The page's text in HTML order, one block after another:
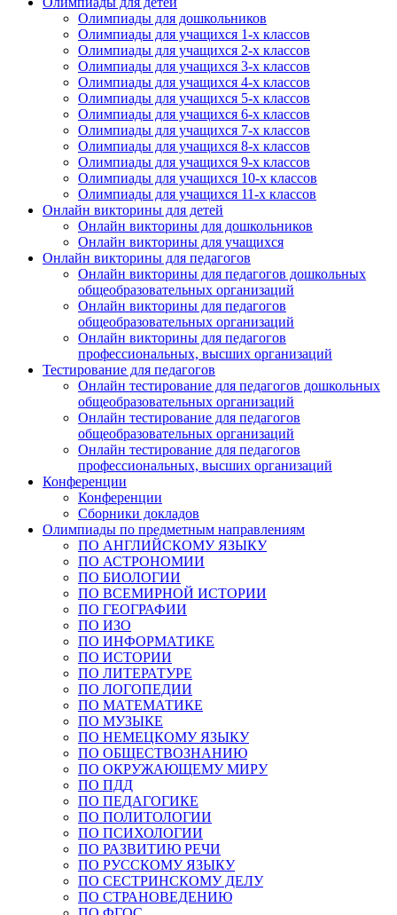
Олимпиады для дошкольников
Олимпиады для учащихся 1-х классов
Олимпиады для учащихся 2-х классов
Олимпиады для учащихся 3-х классов
Олимпиады для учащихся 4-х классов
Олимпиады для учащихся 5-х классов
Олимпиады для учащихся 6-х классов
Олимпиады для учащихся 7-х классов
Олимпиады для учащихся 8-х классов
Олимпиады для учащихся 9-х классов
Олимпиады для учащихся 10-х классов
Олимпиады для учащихся 11-х классов
Онлайн викторины для детей
Онлайн викторины для дошкольников
Онлайн викторины для учащихся
Онлайн викторины для педагогов
Онлайн викторины для педагогов дошкольных
общеобразовательных организаций
Онлайн викторины для педагогов
общеобразовательных организаций
Онлайн викторины для педагогов
профессиональных, высших организаций
Тестирование для педагогов
Онлайн тестирование для педагогов дошкольных
общеобразовательных организаций
Онлайн тестирование для педагогов
общеобразовательных организаций
Онлайн тестирование для педагогов
профессиональных, высших организаций
Конференции
Конференции
Сборники докладов
Олимпиады по предметным направлениям
ПО АНГЛИЙСКОМУ ЯЗЫКУ
ПО АСТРОНОМИИ
ПО БИОЛОГИИ
ПО ВСЕМИРНОЙ ИСТОРИИ
ПО ГЕОГРАФИИ
ПО ИЗО
ПО ИНФОРМАТИКЕ
ПО ИСТОРИИ
ПО ЛИТЕРАТУРЕ
ПО ЛОГОПЕДИИ
ПО МАТЕМАТИКЕ
ПО МУЗЫКЕ
ПО НЕМЕЦКОМУ ЯЗЫКУ
ПО ОБЩЕСТВОЗНАНИЮ
ПО ОКРУЖАЮЩЕМУ МИРУ
ПО ПДД
ПО ПЕДАГОГИКЕ
ПО ПОЛИТОЛОГИИ
ПО ПСИХОЛОГИИ
ПО РАЗВИТИЮ РЕЧИ
ПО РУССКОМУ ЯЗЫКУ
ПО СЕСТРИНСКОМУ ДЕЛУ
ПО СТРАНОВЕДЕНИЮ